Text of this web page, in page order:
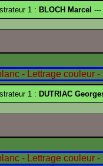
1 : BLOCH Marcel ---
1 : DUTRIAC